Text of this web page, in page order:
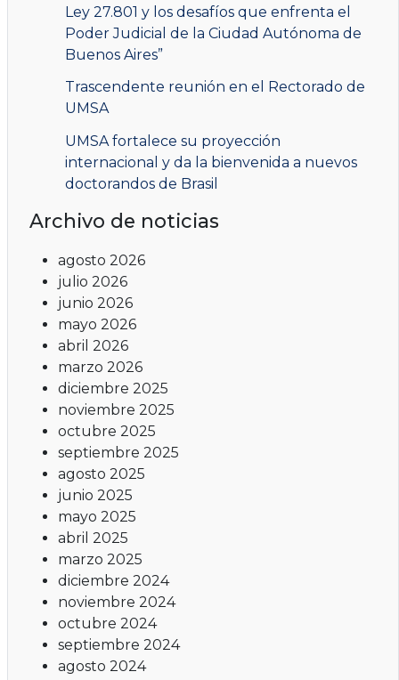
Ley 27.801 y los desafíos que enfrenta el
Poder Judicial de la Ciudad Autónoma de
Buenos Aires”
Trascendente reunión en el Rectorado de
UMSA
UMSA fortalece su proyección
internacional y da la bienvenida a nuevos
doctorandos de Brasil
Archivo de noticias
agosto 2026
julio 2026
junio 2026
mayo 2026
abril 2026
marzo 2026
diciembre 2025
noviembre 2025
octubre 2025
septiembre 2025
agosto 2025
junio 2025
mayo 2025
abril 2025
marzo 2025
diciembre 2024
noviembre 2024
octubre 2024
septiembre 2024
agosto 2024